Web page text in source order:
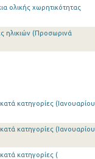
ολικής χωρητικότητας
ηλικιών (Προσωρινά
κατηγορίες (Ιανουαρίου
κατηγορίες (Ιανουαρίου
κατηγορίες (